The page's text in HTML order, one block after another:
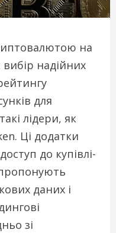
на
надійних
для
лідери, як
Ці додатки
до купівлі-
даних і
зі